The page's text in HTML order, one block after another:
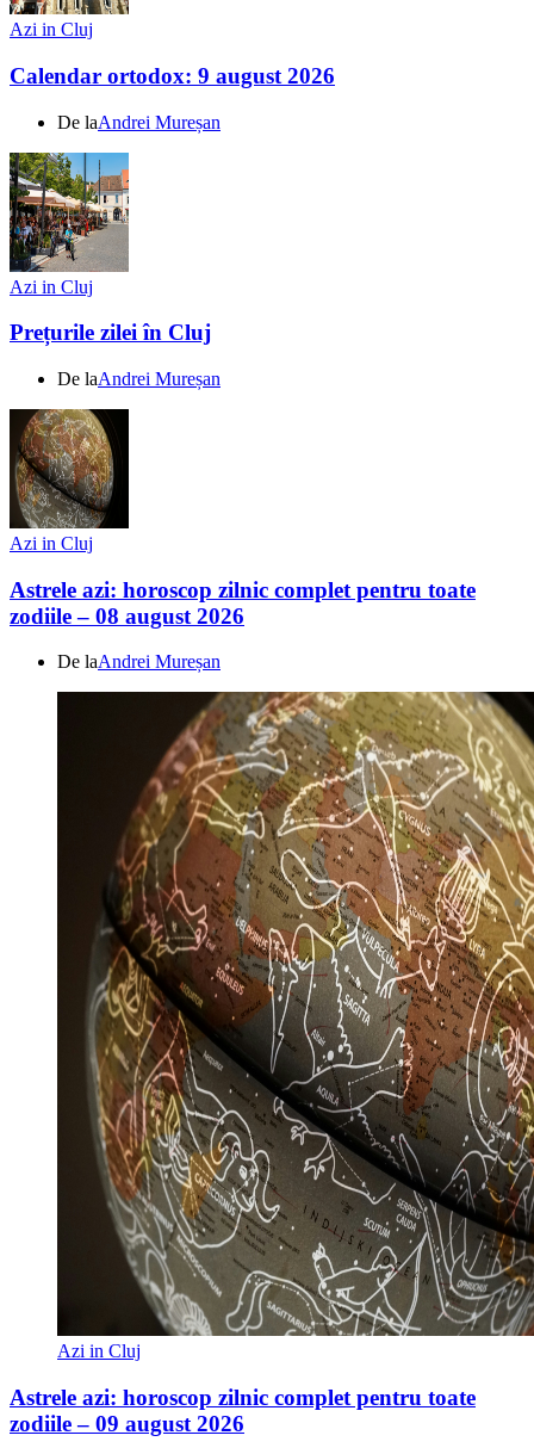
Azi in Cluj
Calendar ortodox: 9 august 2026
De laAndrei Mureșan
Azi in Cluj
Prețurile zilei în Cluj
De laAndrei Mureșan
Azi in Cluj
Astrele azi: horoscop zilnic complet pentru toate
zodiile – 08 august 2026
De laAndrei Mureșan
Azi in Cluj
Astrele azi: horoscop zilnic complet pentru toate
zodiile – 09 august 2026